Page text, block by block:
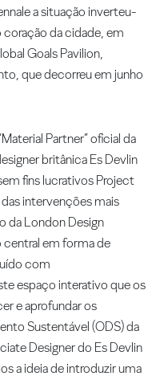
a situação inverteu-
coração da cidade, em
Goals Pavilion,
que decorreu em junho
Partner” oficial da
britânica Es Devlin
fins lucrativos Project
intervenções mais
da London Design
central em forma de
com
espaço interativo que os
e aprofundar os
Sustentável (ODS) da
Designer do Es Devlin
a ideia de introduzir uma